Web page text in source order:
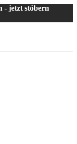
- jetzt stöbern